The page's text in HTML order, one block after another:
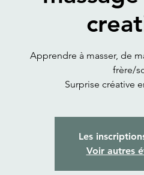
Apprendre à masser, de
frère/
Surprise créative
Les
Voir autres